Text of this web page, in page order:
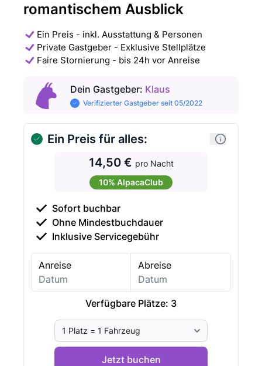
romantischem Ausblick
Ein Preis - inkl. Ausstattung & Personen
Private Gastgeber - Exklusive Stellplätze
Faire Stornierung - bis 24h vor Anreise
Dein Gastgeber: Klaus
Verifizierter Gastgeber seit 05/2022
Ein Preis für alles:
14,50 € pro Nacht
10% AlpacaClub
Sofort buchbar
Ohne Mindestbuchdauer
Inklusive Servicegebühr
Anreise Abreise
Verfügbare Plätze: 3
Jetzt buchen